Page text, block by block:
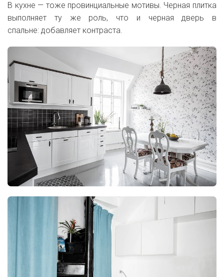
В кухне — тоже провинциальные мотивы. Черная плитка
выполняет ту же роль, что и черная дверь в
спальне: добавляет контраста.